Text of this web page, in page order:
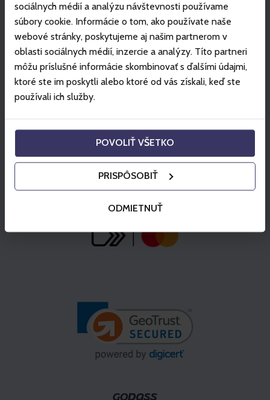
sociálnych médií a analýzu návštevnosti používame
súbory cookie. Informácie o tom, ako používate naše
webové stránky, poskytujeme aj našim partnerom v
oblasti sociálnych médií, inzercie a analýzy. Títo partneri
môžu príslušné informácie skombinovať s ďalšími údajmi,
ktoré ste im poskytli alebo ktoré od vás získali, keď ste
používali ich služby.
POVOLIŤ VŠETKO
PRISPÔSOBIŤ
ODMIETNUŤ
Partneri